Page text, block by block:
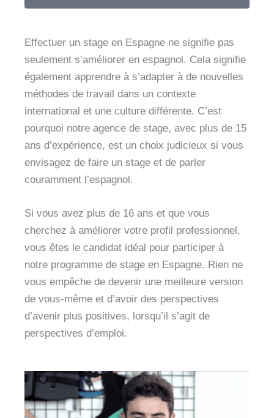
Effectuer un stage en Espagne ne signifie pas
seulement s’améliorer en espagnol. Cela signifie
également apprendre à s’adapter à de nouvelles
méthodes de travail dans un contexte
international et une culture différente. C’est
pourquoi notre agence de stage, avec plus de 15
ans d’expérience, est un choix judicieux si vous
envisagez de faire un stage et de parler
couramment l’espagnol.
Si vous avez plus de 16 ans et que vous
cherchez à améliorer votre profil professionnel,
vous êtes le candidat idéal pour participer à
notre programme de stage en Espagne. Rien ne
vous empêche de devenir une meilleure version
de vous-même et d’avoir des perspectives
d’avenir plus positives, lorsqu’il s’agit de
perspectives d’emploi.